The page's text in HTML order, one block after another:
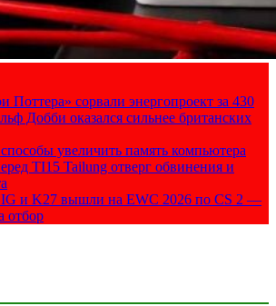
Поттера» сорвали энергопроект за 430
Добби оказался сильнее британских
увеличить память компьютера
TI15 Tailung отверг обвинения и
и K27 вышли на EWC 2026 по CS 2 —
отбор